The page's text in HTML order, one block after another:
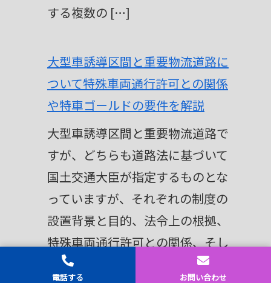
電話する お問い合わせ
する複数の […]
大型車誘導区間と重要物流道路に
ついて特殊車両通行許可との関係
や特車ゴールドの要件を解説
大型車誘導区間と重要物流道路で
すが、どちらも道路法に基づいて
国土交通大臣が指定するものとな
っていますが、それぞれの制度の
設置背景と目的、法令上の根拠、
特殊車両通行許可との関係、そし
て両制度を活用するうえで重要な
トップ サイドバー